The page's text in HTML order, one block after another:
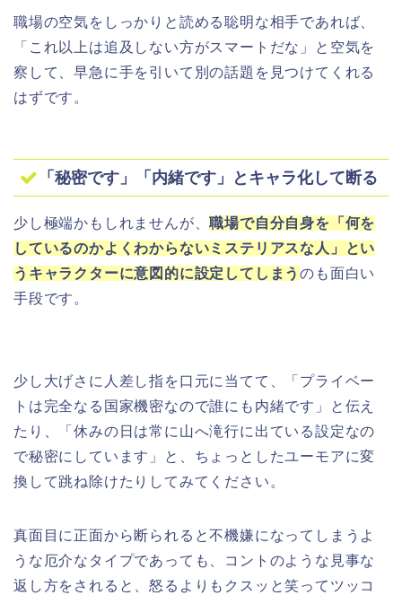
職場の空気をしっかりと読める聡明な相手であれば、
「これ以上は追及しない方がスマートだな」と空気を
察して、早急に手を引いて別の話題を見つけてくれる
はずです。
「秘密です」「内緒です」とキャラ化して断る
少し極端かもしれませんが、職場で自分自身を「何を
しているのかよくわからないミステリアスな人」とい
うキャラクターに意図的に設定してしまうのも面白い
手段です。
少し大げさに人差し指を口元に当てて、「プライベー
トは完全なる国家機密なので誰にも内緒です」と伝え
たり、「休みの日は常に山へ滝行に出ている設定なの
で秘密にしています」と、ちょっとしたユーモアに変
換して跳ね除けたりしてみてください。
真面目に正面から断られると不機嫌になってしまうよ
うな厄介なタイプであっても、コントのような見事な
返し方をされると、怒るよりもクスッと笑ってツッコ